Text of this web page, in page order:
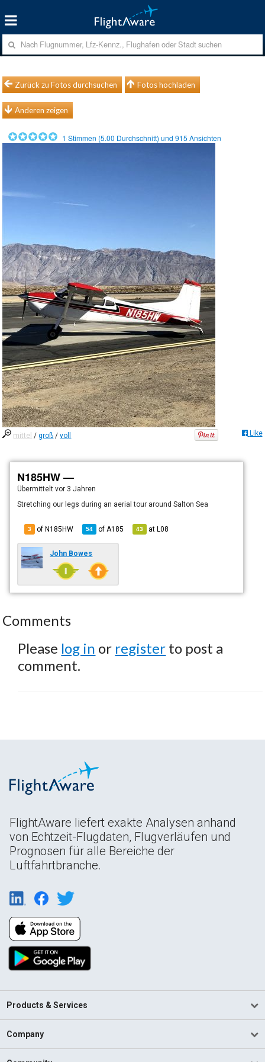
Zurück zu Fotos durchsuchen Fotos hochladen
Anderen zeigen
1 Stimmen (5.00 Durchschnitt) und915 Ansichten
mittel /groß /voll Like
N185HW —
Übermitteltvor 3 Jahren
Stretching our legs during an aerial tour around Salton Sea
3 of N185HW 54 of A185 43 atL08
John Bowes
Comments
Please log in or register to post a
comment.
FlightAware liefert exakte Analysen anhand
von Echtzeit-Flugdaten, Flugverläufen und
Prognosen für alle Bereiche der
Luftfahrtbranche.
Products & Services
Company